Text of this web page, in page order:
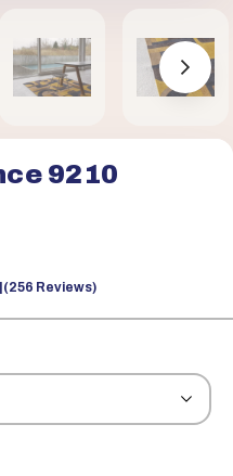
9210
(256 Reviews)